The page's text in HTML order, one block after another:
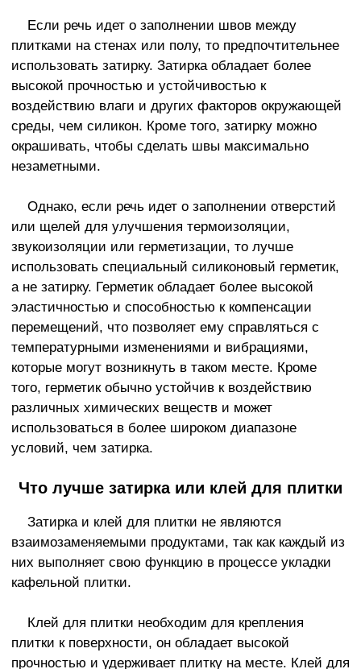
Если речь идет о заполнении швов между
плитками на стенах или полу, то предпочтительнее
использовать затирку. Затирка обладает более
высокой прочностью и устойчивостью к
воздействию влаги и других факторов окружающей
среды, чем силикон. Кроме того, затирку можно
окрашивать, чтобы сделать швы максимально
незаметными.
Однако, если речь идет о заполнении отверстий
или щелей для улучшения термоизоляции,
звукоизоляции или герметизации, то лучше
использовать специальный силиконовый герметик,
а не затирку. Герметик обладает более высокой
эластичностью и способностью к компенсации
перемещений, что позволяет ему справляться с
температурными изменениями и вибрациями,
которые могут возникнуть в таком месте. Кроме
того, герметик обычно устойчив к воздействию
различных химических веществ и может
использоваться в более широком диапазоне
условий, чем затирка.
Что лучше затирка или клей для плитки
Затирка и клей для плитки не являются
взаимозаменяемыми продуктами, так как каждый из
них выполняет свою функцию в процессе укладки
кафельной плитки.
Клей для плитки необходим для крепления
плитки к поверхности, он обладает высокой
прочностью и удерживает плитку на месте. Клей для